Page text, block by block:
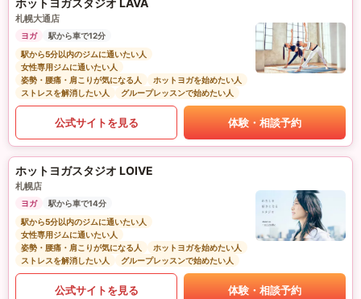
ホットヨガスタジオ LAVA
札幌大通店
ヨガ
駅から車で12分
駅から5分以内のジムに通いたい人
女性専用ジムに通いたい人
姿勢・腰痛・肩こりが気になる人
ホットヨガを始めたい人
ストレスを解消したい人
グループレッスンで始めたい人
公式サイトを見る 体験・相談予約
ホットヨガスタジオ LOIVE
札幌店
ヨガ
駅から車で14分
駅から5分以内のジムに通いたい人
女性専用ジムに通いたい人
姿勢・腰痛・肩こりが気になる人
ホットヨガを始めたい人
ストレスを解消したい人
グループレッスンで始めたい人
公式サイトを見る 体験・相談予約